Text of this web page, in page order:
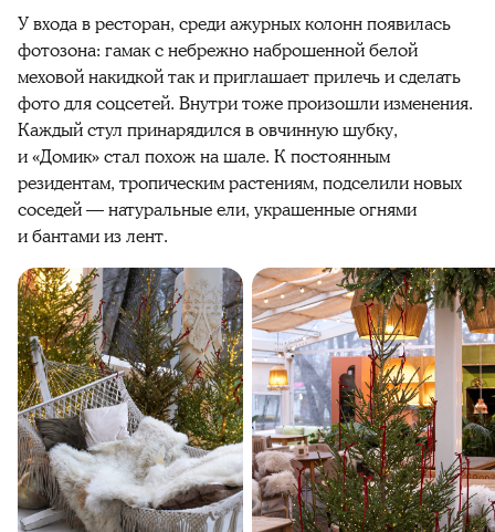
У входа в ресторан, среди ажурных колонн появилась
фотозона: гамак с небрежно наброшенной белой
меховой накидкой так и приглашает прилечь и сделать
фото для соцсетей. Внутри тоже произошли изменения.
Каждый стул принарядился в овчинную шубку,
и «Домик» стал похож на шале. К постоянным
резидентам, тропическим растениям, подселили новых
соседей — натуральные ели, украшенные огнями
и бантами из лент.